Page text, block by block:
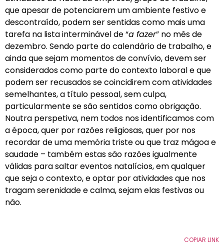
que apesar de potenciarem um ambiente festivo e
descontraído, podem ser sentidas como mais uma
tarefa na lista interminável de “a fazer” no mês de
dezembro. Sendo parte do calendário de trabalho, e
ainda que sejam momentos de convívio, devem ser
considerados como parte do contexto laboral e que
podem ser recusados se coincidirem com atividades
semelhantes, a título pessoal, sem culpa,
particularmente se são sentidos como obrigação.
Noutra perspetiva, nem todos nos identificamos com
a época, quer por razões religiosas, quer por nos
recordar de uma memória triste ou que traz mágoa e
saudade – também estas são razões igualmente
válidas para saltar eventos natalícios, em qualquer
que seja o contexto, e optar por atividades que nos
tragam serenidade e calma, sejam elas festivas ou
não.
COPIAR LINK